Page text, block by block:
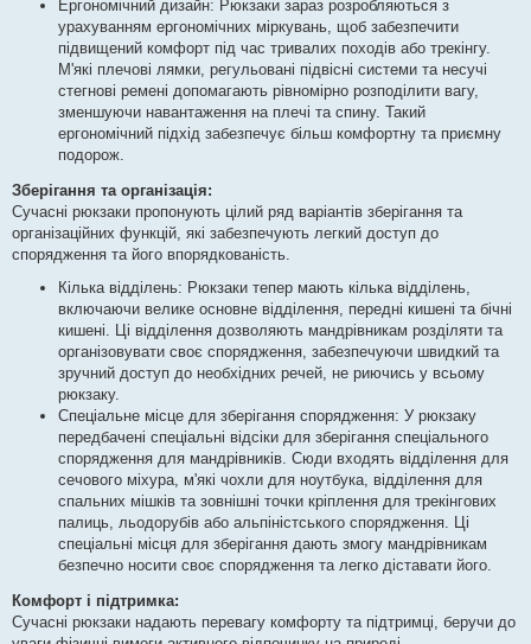
Ергономічний дизайн: Рюкзаки зараз розробляються з
урахуванням ергономічних міркувань, щоб забезпечити
підвищений комфорт під час тривалих походів або трекінгу.
М'які плечові лямки, регульовані підвісні системи та несучі
стегнові ремені допомагають рівномірно розподілити вагу,
зменшуючи навантаження на плечі та спину. Такий
ергономічний підхід забезпечує більш комфортну та приємну
подорож.
Зберігання та організація:
Сучасні рюкзаки пропонують цілий ряд варіантів зберігання та
організаційних функцій, які забезпечують легкий доступ до
спорядження та його впорядкованість.
Кілька відділень: Рюкзаки тепер мають кілька відділень,
включаючи велике основне відділення, передні кишені та бічні
кишені. Ці відділення дозволяють мандрівникам розділяти та
організовувати своє спорядження, забезпечуючи швидкий та
зручний доступ до необхідних речей, не риючись у всьому
рюкзаку.
Спеціальне місце для зберігання спорядження: У рюкзаку
передбачені спеціальні відсіки для зберігання спеціального
спорядження для мандрівників. Сюди входять відділення для
сечового міхура, м'які чохли для ноутбука, відділення для
спальних мішків та зовнішні точки кріплення для трекінгових
палиць, льодорубів або альпіністського спорядження. Ці
спеціальні місця для зберігання дають змогу мандрівникам
безпечно носити своє спорядження та легко діставати його.
Комфорт і підтримка:
Сучасні рюкзаки надають перевагу комфорту та підтримці, беручи до